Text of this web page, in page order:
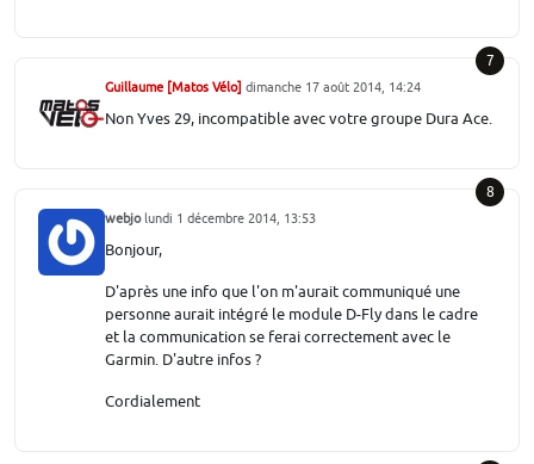
7
Guillaume [Matos Vélo] dimanche 17 août 2014, 14:24
Non Yves 29, incompatible avec votre groupe Dura Ace.
8
webjolundi 1 décembre 2014, 13:53
Bonjour,
D'après une info que l'on m'aurait communiqué une
personne aurait intégré le module D-Fly dans le cadre
et la communication se ferai correctement avec le
Garmin. D'autre infos ?
Cordialement